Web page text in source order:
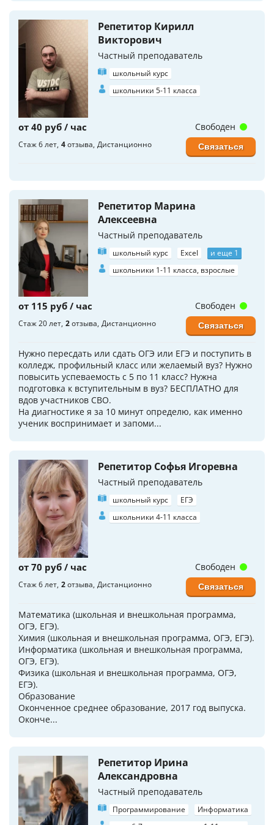
Репетитор Кирилл
Викторович
Частный преподаватель
школьный курс
школьники 5-11 класса
от 40 руб / час
Стаж 6 лет 4отзыва Дистанционно
Свободен
Связаться
Репетитор Марина
Алексеевна
Частный преподаватель
школьный курс Excel
и еще 1
школьники 1-11 класса, взрослые
от 115 руб / час
Стаж 20 лет 2отзыва Дистанционно
Нужно пересдать или сдать ОГЭ или ЕГЭ и поступить в
колледж, профильный класс или желаемый вуз? Нужно
повысить успеваемость с 5 по 11 класс? Нужна
подготовка к вступительным в вуз? БЕСПЛАТНО для
вдов участников СВО.
На диагностике я за 10 минут определю, как именно
ученик воспринимает и запоми...
Свободен
Связаться
Репетитор Софья Игоревна
Частный преподаватель
школьный курс
ЕГЭ
школьники 4-11 класса
от 70 руб / час
Стаж 6 лет 2отзыва Дистанционно
Математика (школьная и внешкольная программа,
ОГЭ, ЕГЭ).
Химия (школьная и внешкольная программа, ОГЭ, ЕГЭ).
Информатика (школьная и внешкольная программа,
ОГЭ, ЕГЭ).
Физика (школьная и внешкольная программа, ОГЭ,
ЕГЭ).
Образование
Оконченное среднее образование, 2017 год выпуска.
Оконче...
Свободен
Связаться
Репетитор Ирина
Александровна
Частный преподаватель
Программирование
Информатика